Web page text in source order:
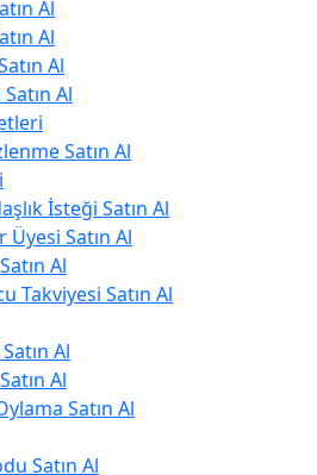
Al
Al
Al
Al
Satın Al
İsteği Satın Al
Satın Al
Al
Takviyesi Satın Al
Al
Al
Satın Al
Satın Al